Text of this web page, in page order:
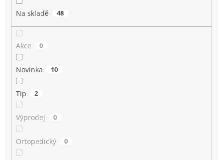
Na skladě 48
Akce 0
Novinka 10
Tip 2
Výprodej 0
Ortopedický 0